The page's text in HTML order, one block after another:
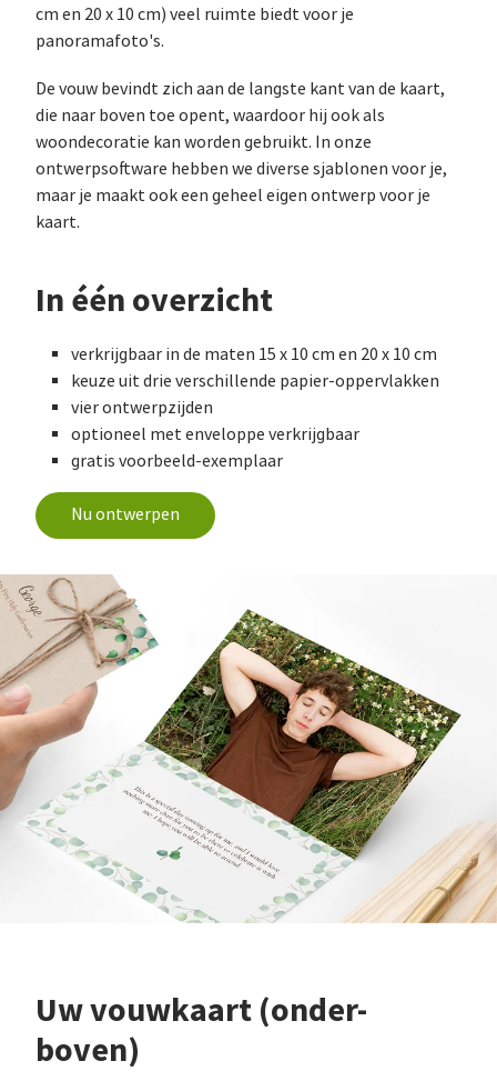
cm en 20 x 10 cm) veel ruimte biedt voor je
panoramafoto's.
De vouw bevindt zich aan de langste kant van de kaart,
die naar boven toe opent, waardoor hij ook als
woondecoratie kan worden gebruikt. In onze
ontwerpsoftware hebben we diverse sjablonen voor je,
maar je maakt ook een geheel eigen ontwerp voor je
kaart.
In één overzicht
verkrijgbaar in de maten 15 x 10 cm en 20 x 10 cm
keuze uit drie verschillende papier-oppervlakken
vier ontwerpzijden
optioneel met enveloppe verkrijgbaar
gratis voorbeeld-exemplaar
Nu ontwerpen
Uw vouwkaart (onder-
boven)